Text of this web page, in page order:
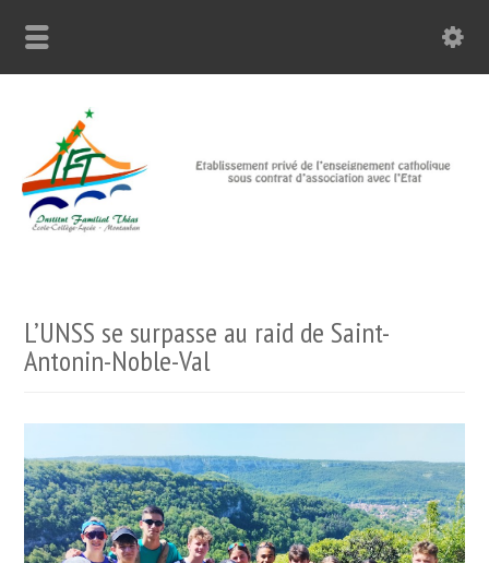
L’UNSS se surpasse au raid de Saint-
Antonin-Noble-Val